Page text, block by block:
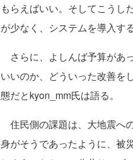
もらえばいい。そしてこうし
が少なく、システムを導入す
さらに、よしんば予算があ
いいのか、どういった改善を
態だとkyon_mm氏は語る。
住民側の課題は、大地震へ
身がそうであったように、被